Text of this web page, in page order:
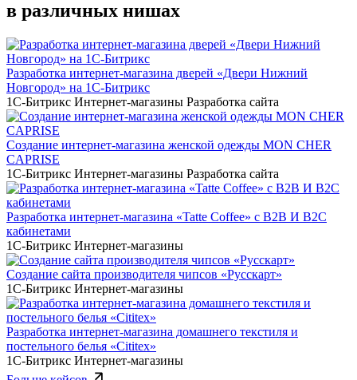
Разработка интернет-магазина дверей «Двери Нижний
Новгород» на 1С-Битрикс
1С-Битрикс Интернет-магазины Разработка сайта
Создание интернет-магазина женской одежды MON CHER
CAPRISE
1С-Битрикс Интернет-магазины Разработка сайта
Разработка интернет-магазина «Tatte Coffee» с B2B И B2C
кабинетами
1С-Битрикс Интернет-магазины
Создание сайта производителя чипсов «Русскарт»
1С-Битрикс Интернет-магазины
Разработка интернет-магазина домашнего текстиля и
постельного белья «Cititex»
1С-Битрикс Интернет-магазины
Больше кейсов